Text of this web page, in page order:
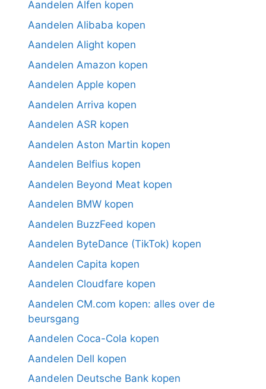
Aandelen Alfen kopen
Aandelen Alibaba kopen
Aandelen Alight kopen
Aandelen Amazon kopen
Aandelen Apple kopen
Aandelen Arriva kopen
Aandelen ASR kopen
Aandelen Aston Martin kopen
Aandelen Belfius kopen
Aandelen Beyond Meat kopen
Aandelen BMW kopen
Aandelen BuzzFeed kopen
Aandelen ByteDance (TikTok) kopen
Aandelen Capita kopen
Aandelen Cloudfare kopen
Aandelen CM.com kopen: alles over de
beursgang
Aandelen Coca-Cola kopen
Aandelen Dell kopen
Aandelen Deutsche Bank kopen